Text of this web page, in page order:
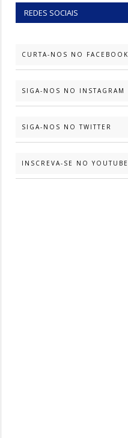
REDES SOCIAIS
CURTA-NOS NO FACEBOOK
SIGA-NOS NO INSTAGRAM
SIGA-NOS NO TWITTER
INSCREVA-SE NO YOUTUBE